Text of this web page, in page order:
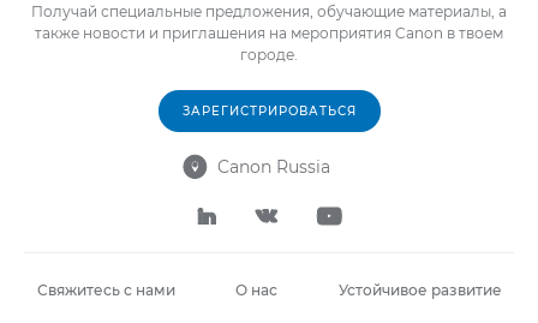
Получай специальные предложения, обучающие материалы, а
также новости и приглашения на мероприятия Canon в твоем
городе.
ЗАРЕГИСТРИРОВАТЬСЯ
 Canon Russia
  
Свяжитесь с нами О нас Устойчивое развитие